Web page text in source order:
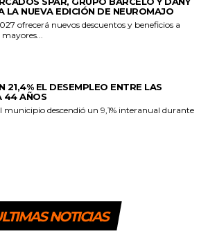
LA NUEVA EDICIÓN DE NEUROMAJO
ofrecerá nuevos descuentos y beneficios a
21,4% EL DESEMPLEO ENTRE LAS
44 AÑOS
municipio descendió un 9,1% interanual durante
NOTICIAS